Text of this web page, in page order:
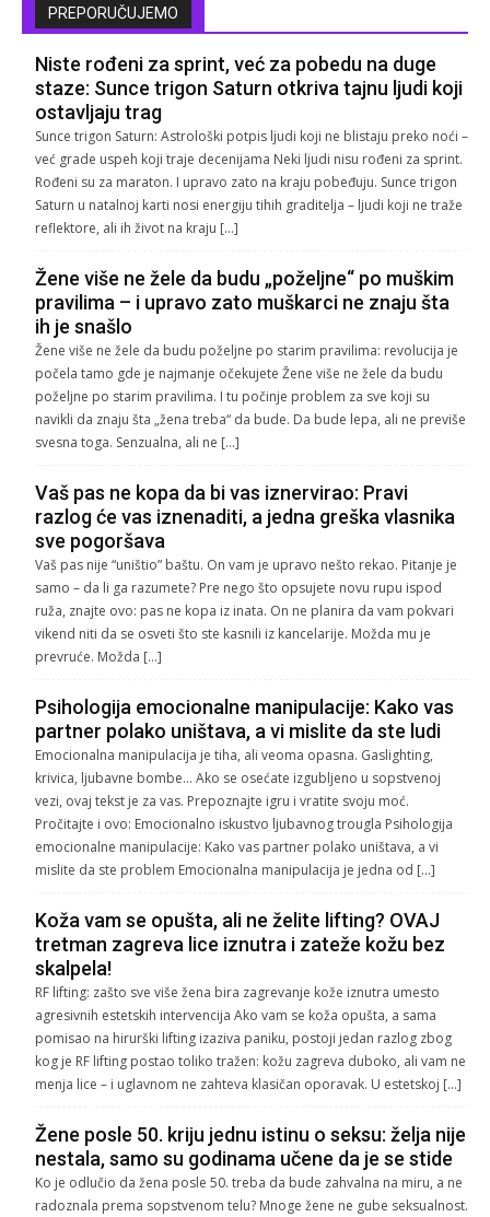
PREPORUČUJEMO
Niste rođeni za sprint, već za pobedu na duge
staze: Sunce trigon Saturn otkriva tajnu ljudi koji
ostavljaju trag
Sunce trigon Saturn: Astrološki potpis ljudi koji ne blistaju preko noći –
već grade uspeh koji traje decenijama Neki ljudi nisu rođeni za sprint.
Rođeni su za maraton. I upravo zato na kraju pobeđuju. Sunce trigon
Saturn u natalnoj karti nosi energiju tihih graditelja – ljudi koji ne traže
reflektore, ali ih život na kraju […]
Žene više ne žele da budu „poželjne“ po muškim
pravilima – i upravo zato muškarci ne znaju šta
ih je snašlo
Žene više ne žele da budu poželjne po starim pravilima: revolucija je
počela tamo gde je najmanje očekujete Žene više ne žele da budu
poželjne po starim pravilima. I tu počinje problem za sve koji su
navikli da znaju šta „žena treba“ da bude. Da bude lepa, ali ne previše
svesna toga. Senzualna, ali ne […]
Vaš pas ne kopa da bi vas iznervirao: Pravi
razlog će vas iznenaditi, a jedna greška vlasnika
sve pogoršava
Vaš pas nije “uništio” baštu. On vam je upravo nešto rekao. Pitanje je
samo – da li ga razumete? Pre nego što opsujete novu rupu ispod
ruža, znajte ovo: pas ne kopa iz inata. On ne planira da vam pokvari
vikend niti da se osveti što ste kasnili iz kancelarije. Možda mu je
prevruće. Možda […]
Psihologija emocionalne manipulacije: Kako vas
partner polako uništava, a vi mislite da ste ludi
Emocionalna manipulacija je tiha, ali veoma opasna. Gaslighting,
krivica, ljubavne bombe… Ako se osećate izgubljeno u sopstvenoj
vezi, ovaj tekst je za vas. Prepoznajte igru i vratite svoju moć.
Pročitajte i ovo: Emocionalno iskustvo ljubavnog trougla Psihologija
emocionalne manipulacije: Kako vas partner polako uništava, a vi
mislite da ste problem Emocionalna manipulacija je jedna od […]
Koža vam se opušta, ali ne želite lifting? OVAJ
tretman zagreva lice iznutra i zateže kožu bez
skalpela!
RF lifting: zašto sve više žena bira zagrevanje kože iznutra umesto
agresivnih estetskih intervencija Ako vam se koža opušta, a sama
pomisao na hirurški lifting izaziva paniku, postoji jedan razlog zbog
kog je RF lifting postao toliko tražen: kožu zagreva duboko, ali vam ne
menja lice – i uglavnom ne zahteva klasičan oporavak. U estetskoj […]
Žene posle 50. kriju jednu istinu o seksu: želja nije
nestala, samo su godinama učene da je se stide
Ko je odlučio da žena posle 50. treba da bude zahvalna na miru, a ne
radoznala prema sopstvenom telu? Mnoge žene ne gube seksualnost.